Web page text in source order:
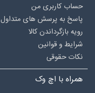
حساب کاربری من
پاسخ به پرسش های متداول
رویه بازگرداندن کالا
شرایط و قوانین
نکات حقوقی
همراه با اچ وک